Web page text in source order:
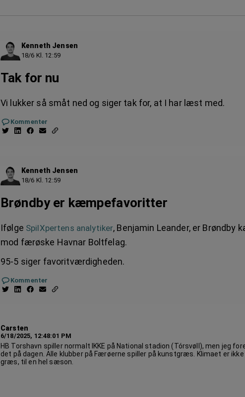
18/6 Kl. 12:59
Kenneth Jensen
Tak for nu
Vi lukker så småt ned og siger tak for, at I har læst med.
Kommenter
18/6 Kl. 12:59
Kenneth Jensen
Brøndby er kæmpefavoritter
Ifølge SpilXpertens analytiker, Benjamin Leander, er Brøndby
mod færøske Havnar Boltfelag.
95-5 siger favoritværdigheden.
Kommenter
Carsten
6/18/2025, 12:48:01 PM
HB Torshavn spiller normalt IKKE på National stadion (Tórsvøll), men jeg
det på dagen. Alle klubber på Færøerne spiller på kunstgræs. Klimaet er
græs, til en hel sæson.